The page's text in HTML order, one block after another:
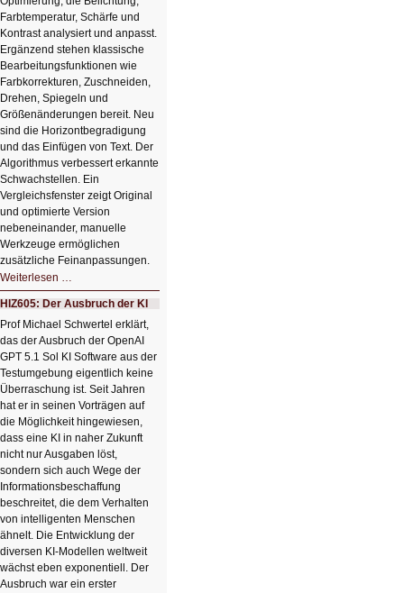
Farbtemperatur, Schärfe und
Kontrast analysiert und anpasst.
Ergänzend stehen klassische
Bearbeitungsfunktionen wie
Farbkorrekturen, Zuschneiden,
Drehen, Spiegeln und
Größenänderungen bereit. Neu
sind die Horizontbegradigung
und das Einfügen von Text. Der
Algorithmus verbessert erkannte
Schwachstellen. Ein
Vergleichsfenster zeigt Original
und optimierte Version
nebeneinander, manuelle
Werkzeuge ermöglichen
zusätzliche Feinanpassungen.
Weiterlesen …
Bildverschönerung
mit
einem
Klick
HIZ606:
Bildverschönerung
mit
einem
Klick
HIZ605: Der Ausbruch der KI
Prof Michael Schwertel erklärt,
das der Ausbruch der OpenAI
GPT 5.1 Sol KI Software aus der
Testumgebung eigentlich keine
Überraschung ist. Seit Jahren
hat er in seinen Vorträgen auf
die Möglichkeit hingewiesen,
dass eine KI in naher Zukunft
nicht nur Ausgaben löst,
sondern sich auch Wege der
Informationsbeschaffung
beschreitet, die dem Verhalten
von intelligenten Menschen
ähnelt. Die Entwicklung der
diversen KI-Modellen weltweit
wächst eben exponentiell. Der
Ausbruch war ein erster